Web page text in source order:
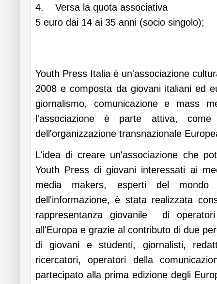
4. Versa la quota associativa
5 euro dai 14 ai 35 anni (socio singolo);
Youth Press Italia è un'associazione
2008 e composta da giovani italiani ed
giornalismo, comunicazione e mass
l'associazione è parte attiva, come
dell'organizzazione transnazionale
L'idea di creare un'associazione che
Youth Press di giovani interessati ai
media makers, esperti del mondo
dell'informazione, è stata realizzata
rappresentanza giovanile di operatori
all'Europa e grazie al contributo di due
di giovani e studenti, giornalisti,
ricercatori, operatori della
partecipato alla prima edizione degli